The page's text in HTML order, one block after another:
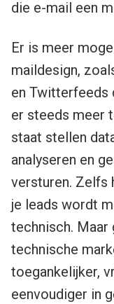
die e-mail een
Er is meer
maildesign,
en Twitterfeeds
er steeds meer
staat stellen
analyseren en
versturen. Zelfs
je leads wordt
technisch. Maar
technische
toegankelijker,
eenvoudiger in